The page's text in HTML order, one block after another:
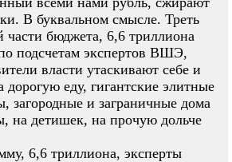
В буквальном смысле. Треть
части бюджета, 6,6 триллиона
подсчетам экспертов ВШЭ,
власти утаскивают себе и
дорогую еду, гигантские элитные
загородные и заграничные дома
на детишек, на прочую дольче
6,6 триллиона, эксперты